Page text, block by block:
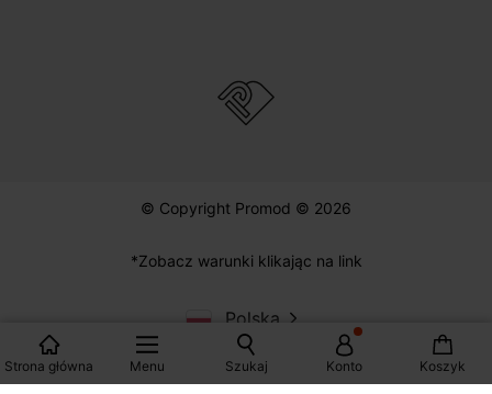
Strona główna Menu Szukaj Konto Koszyk